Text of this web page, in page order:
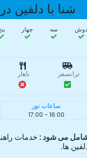
شنا با دلفین
سه‌ چهار
ترانسفر ناهار
ساعات تور
16:00 - 17:00
می شود خدمات
ها.